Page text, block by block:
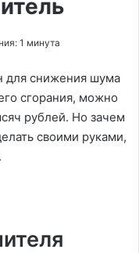
1 минута
для снижения шума
сгорания, можно
рублей. Но зачем
своими руками,